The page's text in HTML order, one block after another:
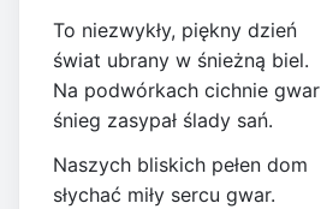
To niezwykły, piękny dzień
świat ubrany w śnieżną biel.
Na podwórkach cichnie gwar
śnieg zasypał ślady sań.
Naszych bliskich pełen dom
słychać miły sercu gwar.